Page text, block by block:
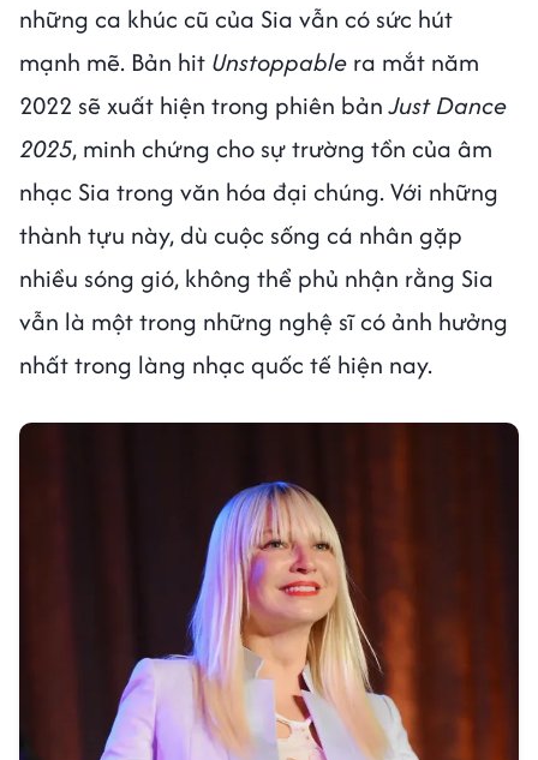
những ca khúc cũ của Sia vẫn có sức hút
mạnh mẽ. Bản hit Unstoppable ra mắt năm
2022 sẽ xuất hiện trong phiên bảnJust Dance
2025, minh chứng cho sự trường tồn của âm
nhạc Sia trong văn hóa đại chúng. Với những
thành tựu này, dù cuộc sống cá nhân gặp
nhiều sóng gió, không thể phủ nhận rằng Sia
vẫn là một trong những nghệ sĩ có ảnh hưởng
nhất trong làng nhạc quốc tế hiện nay.